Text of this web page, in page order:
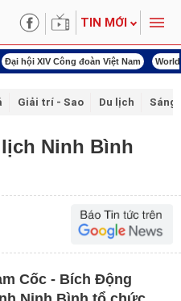
TIN MỚI
World Cup 2026 Kỳ họp thứ
Giải trí - Sao Du lịch Sáng
Ninh Bình
Cốc - Bích Động